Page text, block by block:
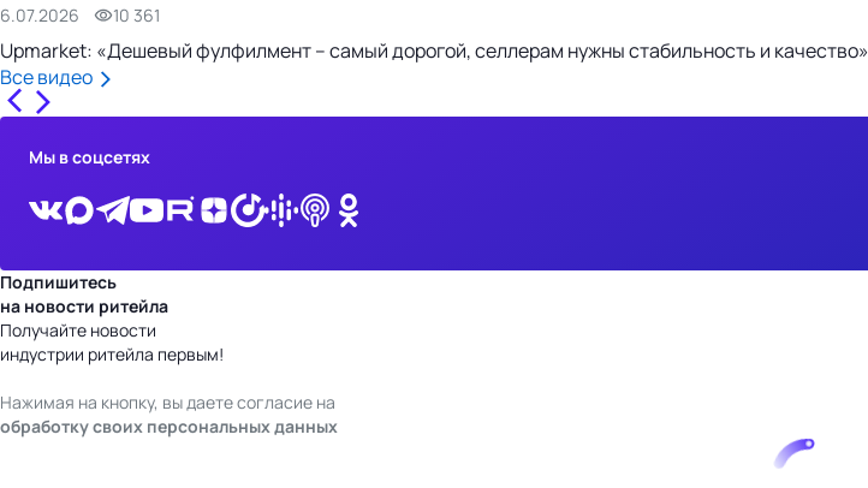
6.07.2026 10 361
Upmarket: «Дешевый фулфилмент – самый дорогой, селлерам нужны стабильность и качество»
Все видео
Мы в соцсетях
Подпишитесь
на новости ритейла
Получайте новости
индустрии ритейла первым!
Нажимая на кнопку, вы даете согласие на
обработку своих персональных данных